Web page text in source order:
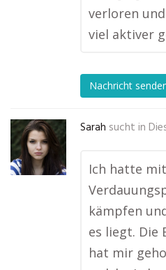
verloren
viel aktiver
Nachricht
Sarah sucht in
Ich hatte mit
kämpfen
es liegt. Die
hat mir